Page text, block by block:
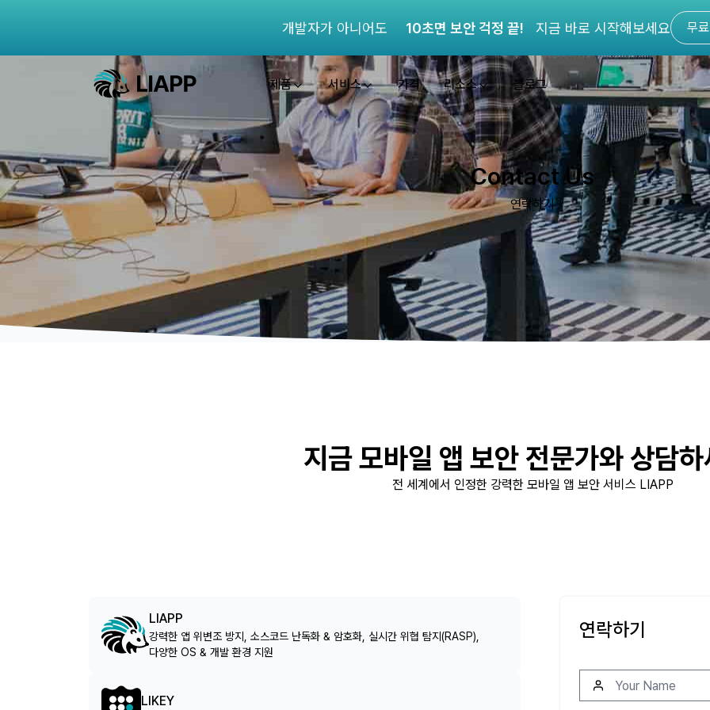
개발자가 아니어도 10초면 보안 걱정 끝! 지금 바로 시작해보세요 무
제품 서비스 가격 리소스 블로그
Contact Us
연락하기
지금 모바일 앱 보안 전문가와 상담
전 세계에서 인정한 강력한 모바일 앱 보안 서비스 LIAPP
연락하기
LIAPP
강력한 앱 위변조 방지, 소스코드 난독화 & 암호화, 실시간 위협 탐지(RASP),
다양한 OS & 개발 환경 지원
LIKEY